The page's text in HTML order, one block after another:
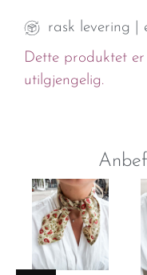
rask levering |
Dette produktet
utilgjengelig.